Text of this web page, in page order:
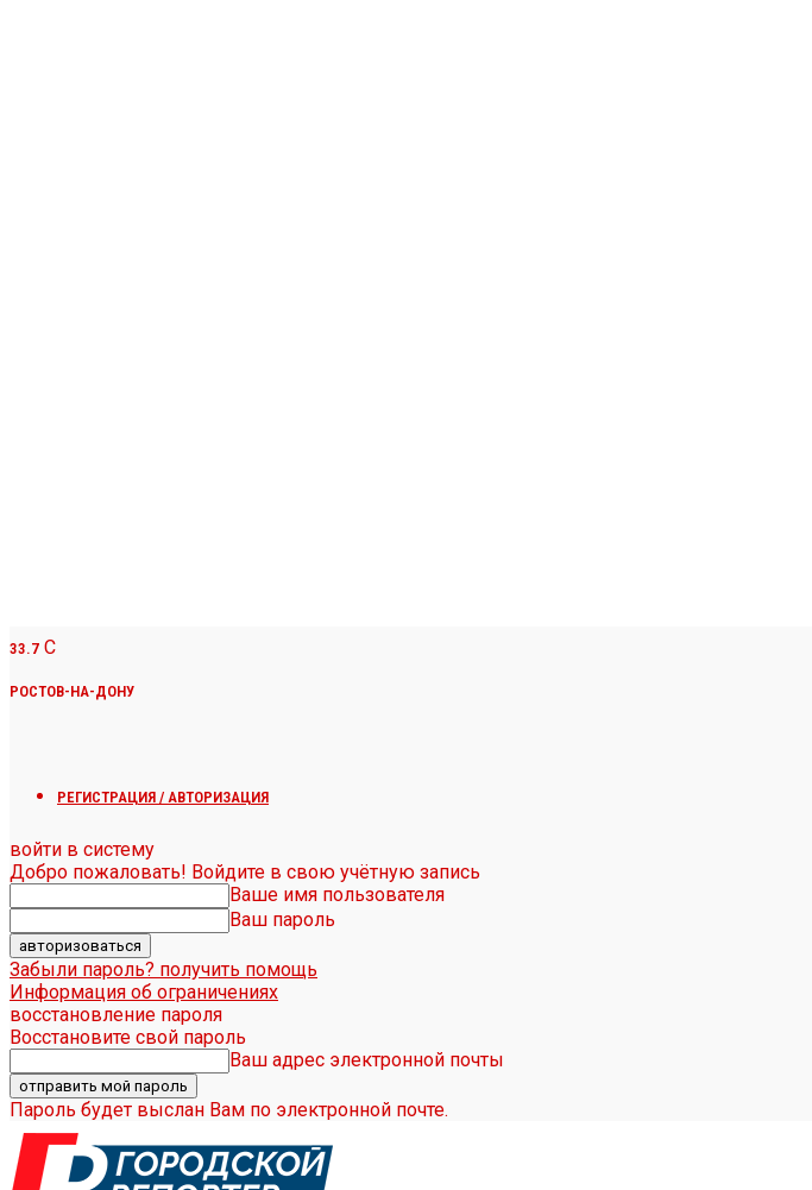
33.7 C
РОСТОВ-НА-ДОНУ
РЕГИСТРАЦИЯ / АВТОРИЗАЦИЯ
войти в систему
Добро пожаловать! Войдите в свою учётную запись
Ваше имя пользователя
Ваш пароль
Забыли пароль? получить помощь
Информация об ограничениях
восстановление пароля
Восстановите свой пароль
Ваш адрес электронной почты
Пароль будет выслан Вам по электронной почте.